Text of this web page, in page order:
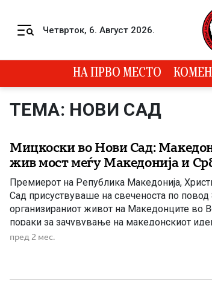
Четврток, 6. Август 2026.
НА ПРВО МЕСТО
ТЕМА: НОВИ САД
Мицкоски во Нови Сад:
жив мост меѓу Македонија и
Премиерот на Република Македонија,
Сад присуствуваше на свеченоста по
организираниот живот на Македонците во
пораки за зачувување на македонскиот
надвор од татковината. Во своето
пред 2 мес.